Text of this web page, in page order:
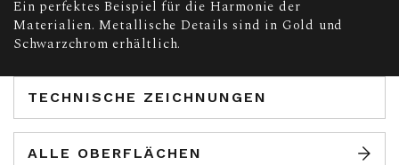
Ein perfektes Beispiel für die Harmonie der
Materialien. Metallische Details sind in Gold und
Schwarzchrom erhältlich.
TECHNISCHE ZEICHNUNGEN
ALLE OBERFLÄCHEN